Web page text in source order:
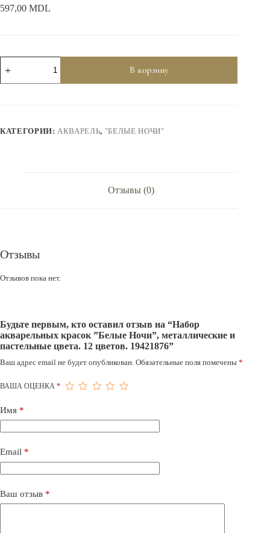
597,00 MDL
Количество
товара
Набор
металлические
В корзину
КАТЕГОРИИ: АКВАРЕЛЬ, "БЕЛЫЕ НОЧИ"
Отзывы (0)
Отзывы
Отзывов пока нет.
Будьте первым, кто оставил отзыв на “Набор
акварельных красок ”Белые Ночи”, металлические и
пастельные цвета. 12 цветов. 19421876”
Ваш адрес email не будет опубликован. Обязательные поля помечены *
ВАША ОЦЕНКА *
Имя *
Email *
Ваш отзыв *